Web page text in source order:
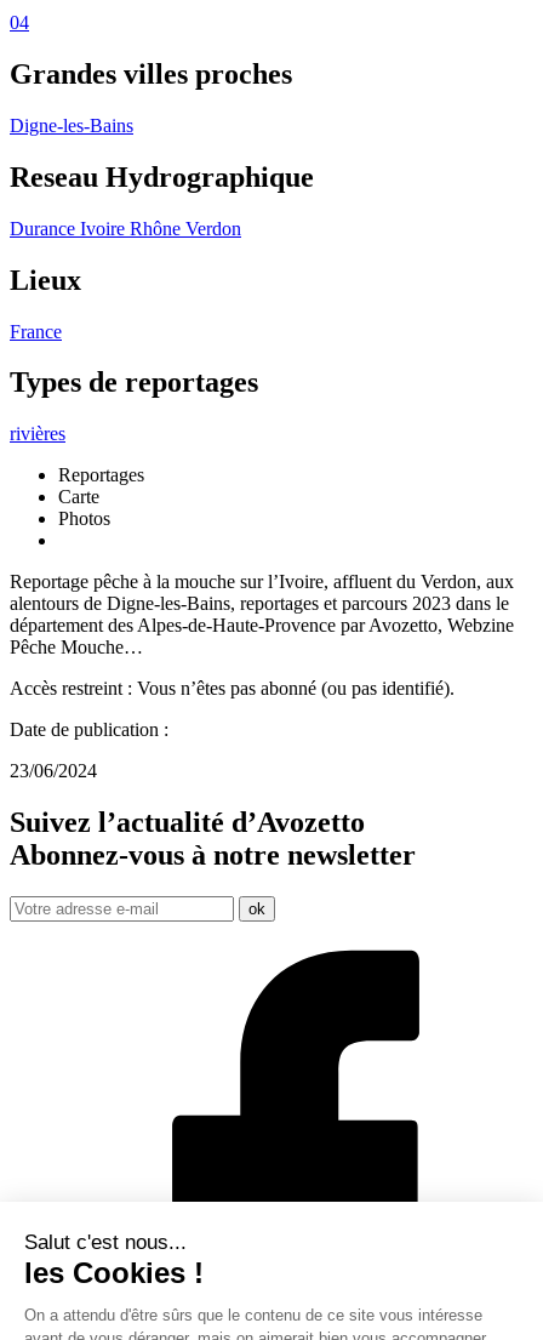
04
Grandes villes proches
Digne-les-Bains
Reseau Hydrographique
Durance Ivoire Rhône Verdon
Lieux
France
Types de reportages
rivières
Reportages
Carte
Photos
Reportage pêche à la mouche sur l’Ivoire, affluent du Verdon, aux
alentours de Digne-les-Bains, reportages et parcours 2023 dans le
département des Alpes-de-Haute-Provence par Avozetto, Webzine
Pêche Mouche…
Accès restreint : Vous n’êtes pas abonné (ou pas identifié).
Date de publication :
23/06/2024
Suivez l’actualité d’Avozetto
Abonnez-vous à notre newsletter